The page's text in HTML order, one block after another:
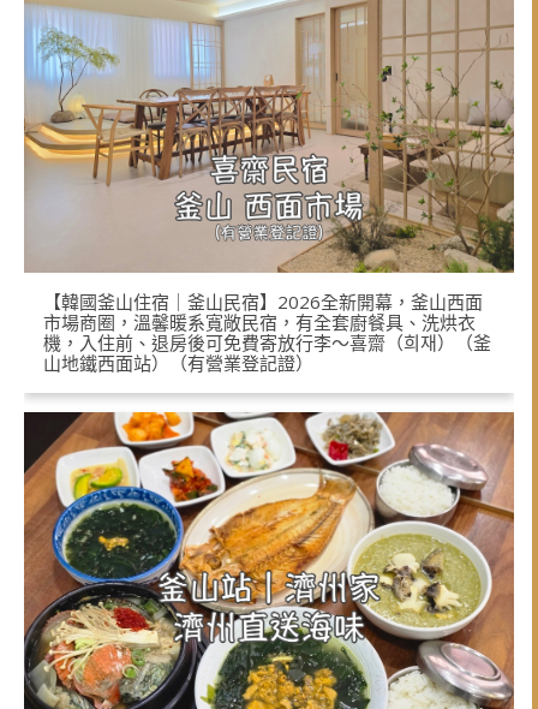
【韓國釜山住宿｜釜山民宿】2026全新開幕，釜山西面
市場商圈，溫馨暖系寬敞民宿，有全套廚餐具、洗烘衣
機，入住前、退房後可免費寄放行李～喜齋（희재）（釜
山地鐵西面站）（有營業登記證）